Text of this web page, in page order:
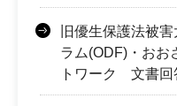
旧優生保護法被
ラム(ODF)・おお
トワーク 文書回